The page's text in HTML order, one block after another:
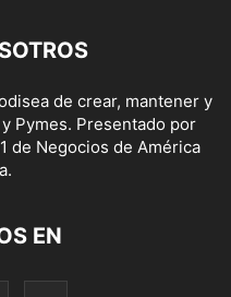
de crear, mantener y
Pymes. Presentado por
de Negocios de América
EN